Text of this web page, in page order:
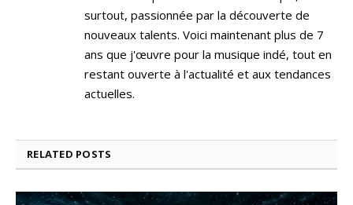
surtout, passionnée par la découverte de
nouveaux talents. Voici maintenant plus de 7
ans que j'œuvre pour la musique indé, tout en
restant ouverte à l'actualité et aux tendances
actuelles.
RELATED POSTS